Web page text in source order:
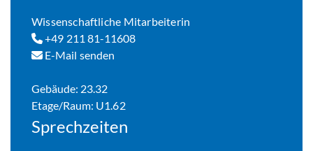
Wissenschaftliche Mitarbeiterin
+49 211 81-11608
E-Mail senden
Gebäude: 23.32
Etage/Raum: U1.62
Sprechzeiten